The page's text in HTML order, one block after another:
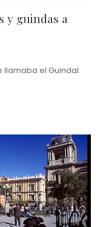
y guindas a
llamaba el Guindal.